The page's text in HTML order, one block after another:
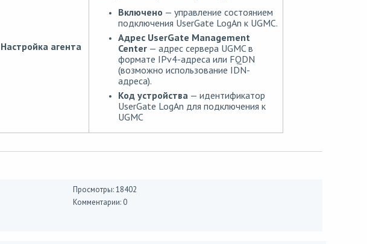
Настройка агента
Включено — управление состоянием
подключения UserGate LogAn к UGMC.
Адрес UserGate Management
Center— адрес сервера UGMC в
формате IPv4-адреса или FQDN
(возможно использование IDN-
адреса).
Код устройства — идентификатор
UserGate LogAn для подключения к
UGMC
Просмотры: 18402
Комментарии: 0